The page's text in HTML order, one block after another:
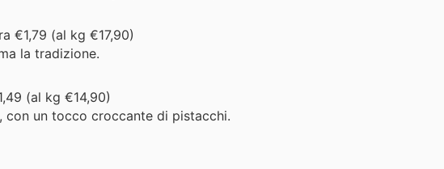
€1,79 (al kg €17,90)
la tradizione.
(al kg €14,90)
con un tocco croccante di pistacchi.